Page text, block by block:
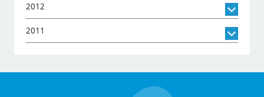
2012
2011